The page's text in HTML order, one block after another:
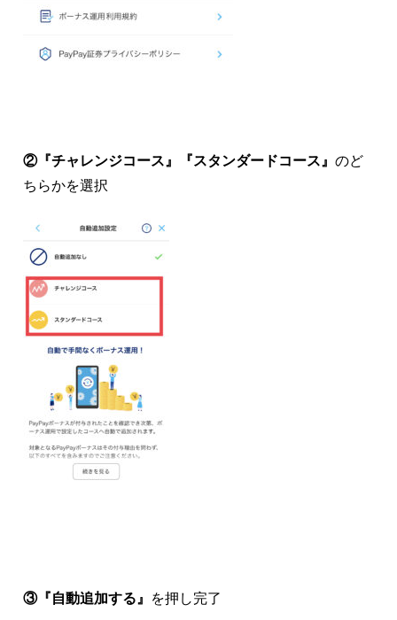
②『チャレンジコース』『スタンダードコース』 のど
ちらかを選択
③『自動追加する』 を押し完了